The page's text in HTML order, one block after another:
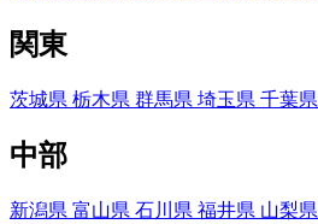
関東
茨城県 栃木県 群馬県 埼玉県 千葉県
中部
新潟県 富山県 石川県 福井県 山梨県